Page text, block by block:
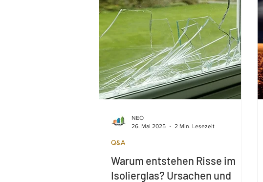
Warum entstehen Risse im
Isolierglas? Ursachen und
Q&A
NEO
26. Mai 2025
2 Min. Lesezeit